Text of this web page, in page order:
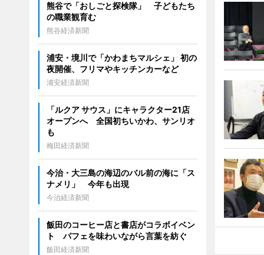
熊谷で「おしごと探検隊」 子どもたち
の職業観育む
熊谷経済新聞
浦安・境川で「かわまちマルシェ」 初の
夜開催、フリマやキッチンカーなど
浦安経済新聞
「ルクア サウス」にキャラクター21店
オープンへ 全国初ちいかわ、サンリオ
も
梅田経済新聞
今治・大三島の海辺のバル前の海に「ス
ナメリ」 今年も出現
今治経済新聞
飯田のコーヒー店と書店がコラボイベン
ト パフェを味わいながら言葉を紡ぐ
飯田経済新聞